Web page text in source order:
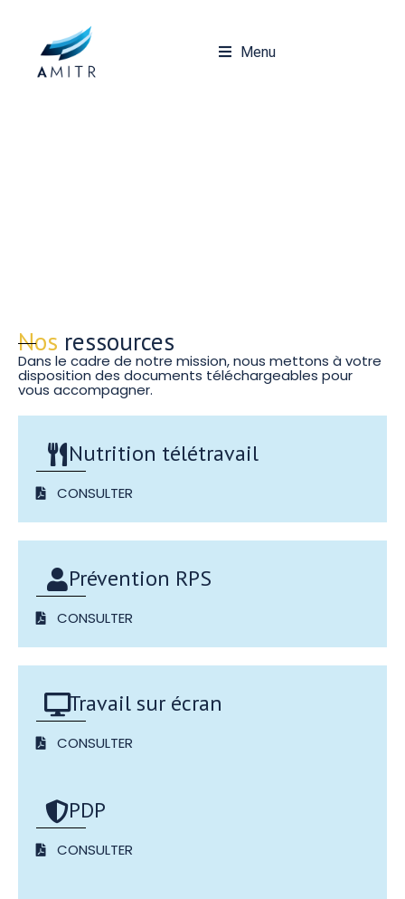
Menu
Nos ressources
Dans le cadre de notre mission, nous mettons à votre
disposition des documents téléchargeables pour
vous accompagner.
Nutrition télétravail
CONSULTER
Prévention RPS
CONSULTER
Travail sur écran
CONSULTER
PDP
CONSULTER